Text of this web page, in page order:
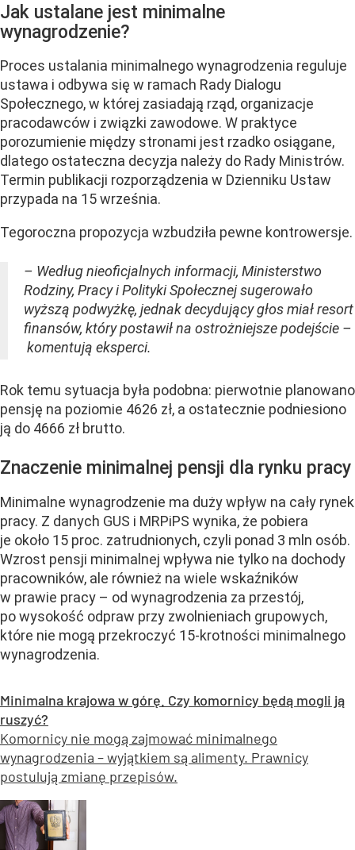
Jak ustalane jest minimalne
wynagrodzenie?
Proces ustalania minimalnego wynagrodzenia reguluje
ustawa i odbywa się w ramach Rady Dialogu
Społecznego, w której zasiadają rząd, organizacje
pracodawców i związki zawodowe. W praktyce
porozumienie między stronami jest rzadko osiągane,
dlatego ostateczna decyzja należy do Rady Ministrów.
Termin publikacji rozporządzenia w Dzienniku Ustaw
przypada na 15 września.
Tegoroczna propozycja wzbudziła pewne kontrowersje.
– Według nieoficjalnych informacji, Ministerstwo
Rodziny, Pracy i Polityki Społecznej sugerowało
wyższą podwyżkę, jednak decydujący głos miał resort
finansów, który postawił na ostrożniejsze podejście –
komentują eksperci.
Rok temu sytuacja była podobna: pierwotnie planowano
pensję na poziomie 4626 zł, a ostatecznie podniesiono
ją do 4666 zł brutto.
Znaczenie minimalnej pensji dla rynku pracy
Minimalne wynagrodzenie ma duży wpływ na cały rynek
pracy. Z danych GUS i MRPiPS wynika, że pobiera
je około 15 proc. zatrudnionych, czyli ponad 3 mln osób.
Wzrost pensji minimalnej wpływa nie tylko na dochody
pracowników, ale również na wiele wskaźników
w prawie pracy – od wynagrodzenia za przestój,
po wysokość odpraw przy zwolnieniach grupowych,
które nie mogą przekroczyć 15-krotności minimalnego
wynagrodzenia.
Minimalna krajowa w górę. Czy komornicy będą mogli ją
ruszyć?
Komornicy nie mogą zajmować minimalnego
wynagrodzenia – wyjątkiem są alimenty. Prawnicy
postulują zmianę przepisów.